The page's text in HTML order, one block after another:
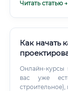
Читать статью →
Как начать
Онлайн-курсы
вас уже